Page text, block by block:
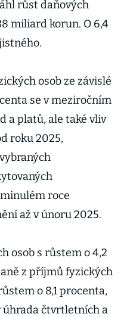
růst daňových
miliard korun. O 6,4
osob ze závislé
se v meziročním
a platů, ale také vliv
roku 2025,
roce
až v únoru 2025.
osob s růstem o 4,2
z příjmů fyzických
o 8,1 procenta,
úhrada čtvrtletních a